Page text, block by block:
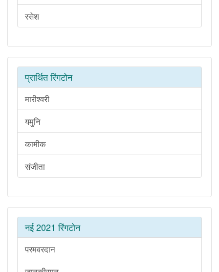
रसेश
प्रार्थित रिंगटोन
मारीश्वरी
यमुनि
कामीक
संजीता
नई 2021 रिंगटोन
परमवरदान